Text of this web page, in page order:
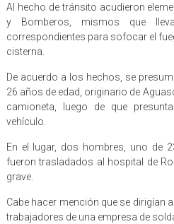
Al hecho de tránsito acudieron
y Bomberos, mismos que
correspondientes para sofocar el
cisterna.
De acuerdo a los hechos, se
26 años de edad, originario de
camioneta, luego de que
vehículo.
En el lugar, dos hombres, uno de
fueron trasladados al hospital de
grave.
Cabe hacer mención que se dirigían
trabajadores de una empresa de